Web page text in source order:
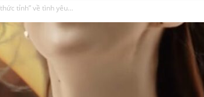
tỉnh” về tình yêu...